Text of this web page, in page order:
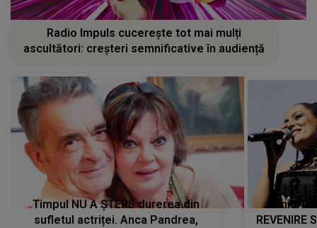
Radio Impuls cucerește tot mai mulți
ascultători: creșteri semnificative în audiență
Timpul NU A ȘTERS durerea din
sufletul actriței. Anca Pandrea,
Tania
REVENIRE